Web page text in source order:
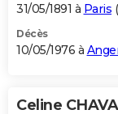
31/05/1891 à Paris (
Décès
10/05/1976 à
Celine